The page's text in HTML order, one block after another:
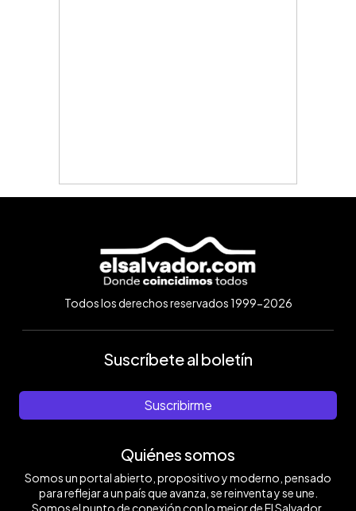
Todos los derechos reservados 1999-2026
Suscríbete al boletín
Suscribirme
Quiénes somos
Somos un portal abierto, propositivo y moderno, pensado
para reflejar a un país que avanza, se reinventa y se une.
Somos el punto de conexión con lo mejor de El Salvador.